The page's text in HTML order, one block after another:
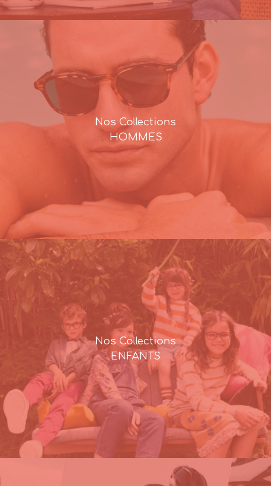
Nos Collections
HOMMES
Nos Collections
ENFANTS